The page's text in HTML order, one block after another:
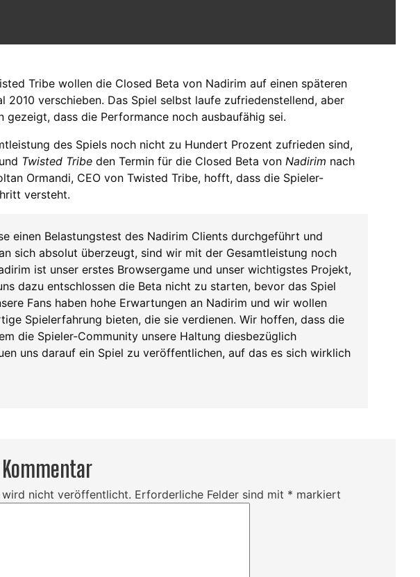
Tribe wollen die Closed Beta von Nadirim auf einen späteren
2010 verschieben. Das Spiel selbst laufe zufriedenstellend, aber
gezeigt, dass die Performance noch ausbaufähig sei.
des Spiels noch nicht zu Hundert Prozent zufrieden sind,
und Twisted Tribe den Termin für die Closed Beta von Nadirim nach
Ormandi, CEO von Twisted Tribe, hofft, dass die Spieler-
versteht.
einen Belastungstest des Nadirim Clients durchgeführt und
sich absolut überzeugt, sind wir mit der Gesamtleistung noch
ist unser erstes Browsergame und unser wichtigstes Projekt,
dazu entschlossen die Beta nicht zu starten, bevor das Spiel
Fans haben hohe Erwartungen an Nadirim und wir wollen
Spielerfahrung bieten, die sie verdienen. Wir hoffen, dass die
die Spieler-Community unsere Haltung diesbezüglich
uns darauf ein Spiel zu veröffentlichen, auf das es sich wirklich
wird nicht veröffentlicht. Erforderliche Felder sind mit * markiert